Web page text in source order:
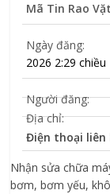
Mã Tin Rao
Ngày đăng:
2026 2:29 chiều
Người đăng:
Địa chỉ:
Điện thoại liên
Nhận sửa chữa
bơm, bơm yếu,